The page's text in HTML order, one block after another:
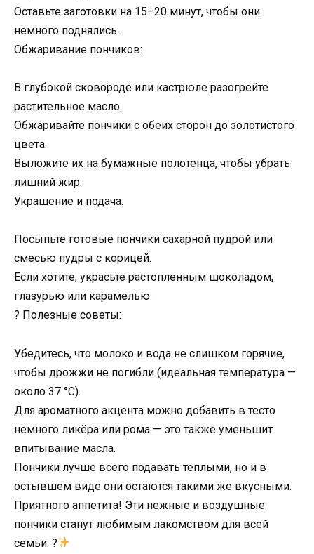
Оставьте заготовки на 15–20 минут, чтобы они
немного поднялись.
Обжаривание пончиков:
В глубокой сковороде или кастрюле разогрейте
растительное масло.
Обжаривайте пончики с обеих сторон до золотистого
цвета.
Выложите их на бумажные полотенца, чтобы убрать
лишний жир.
Украшение и подача:
Посыпьте готовые пончики сахарной пудрой или
смесью пудры с корицей.
Если хотите, украсьте растопленным шоколадом,
глазурью или карамелью.
? Полезные советы:
Убедитесь, что молоко и вода не слишком горячие,
чтобы дрожжи не погибли (идеальная температура —
около 37 °C).
Для ароматного акцента можно добавить в тесто
немного ликёра или рома — это также уменьшит
впитывание масла.
Пончики лучше всего подавать тёплыми, но и в
остывшем виде они остаются такими же вкусными.
Приятного аппетита! Эти нежные и воздушные
пончики станут любимым лакомством для всей
семьи. ?